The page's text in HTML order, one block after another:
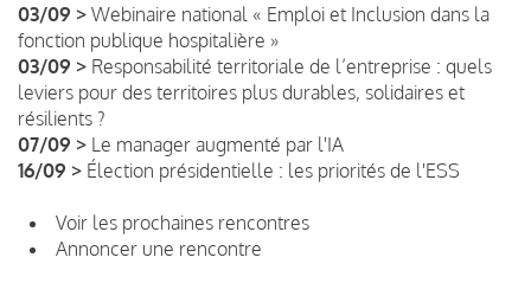
03/09 > Webinaire national « Emploi et Inclusion dans la
fonction publique hospitalière »
03/09 > Responsabilité territoriale de l’entreprise : quels
leviers pour des territoires plus durables, solidaires et
résilients ?
07/09 > Le manager augmenté par l'IA
16/09 > Élection présidentielle : les priorités de l'ESS
Voir les prochaines rencontres
Annoncer une rencontre